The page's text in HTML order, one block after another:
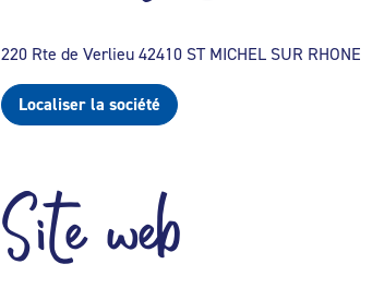
220 Rte de Verlieu 42410 ST MICHEL SUR RHONE
Localiser la société
Site web